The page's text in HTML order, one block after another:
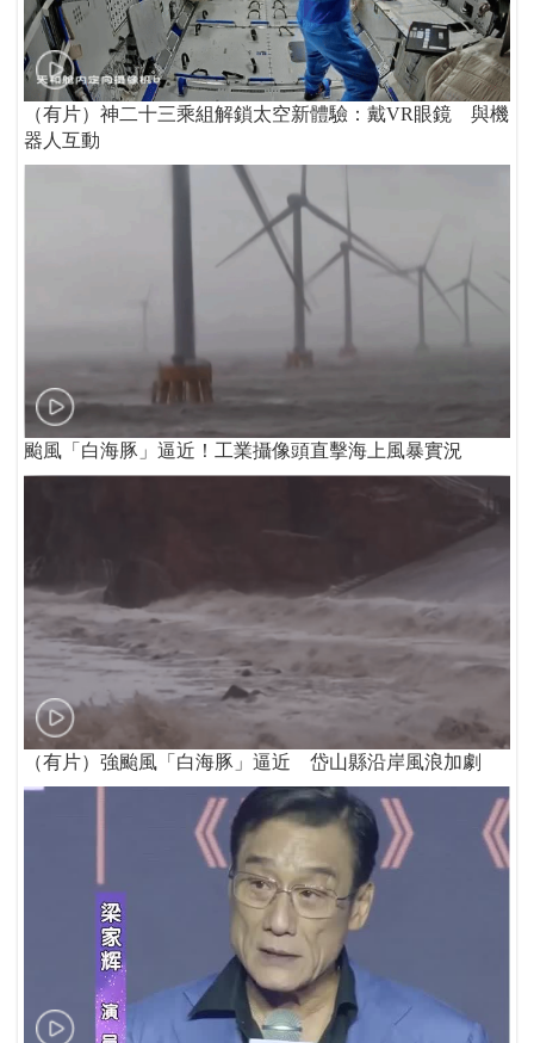
（有片）神二十三乘組解鎖太空新體驗：戴VR眼鏡 與機
器人互動
颱風「白海豚」逼近！工業攝像頭直擊海上風暴實況
（有片）強颱風「白海豚」逼近 岱山縣沿岸風浪加劇